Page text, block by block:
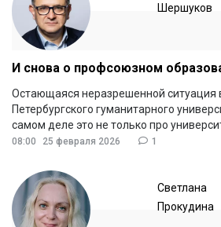
Шершуков
И снова о профсоюзном
Остающаяся неразрешенной ситуация
Петербургского гуманитарного
самом деле это не только про
08:00 25 февраля 2026 1
Светлана
Прокудина